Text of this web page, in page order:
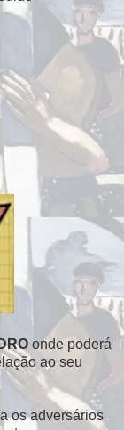
onde poderá
ao seu
os adversários